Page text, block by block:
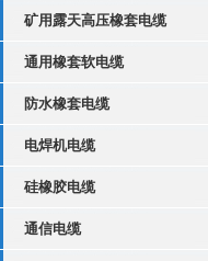
矿用露天高压橡套电缆
通用橡套软电缆
防水橡套电缆
电焊机电缆
硅橡胶电缆
通信电缆